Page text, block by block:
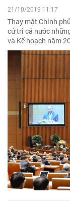
21/10/2019 11:17
Thay mặt Chính
cử tri cả nước
và Kế hoạch năm